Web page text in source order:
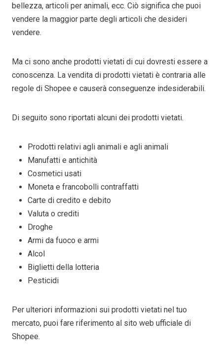
bellezza, articoli per animali, ecc. Ciò significa che puoi
vendere la maggior parte degli articoli che desideri
vendere.
Ma ci sono anche prodotti vietati di cui dovresti essere a
conoscenza. La vendita di prodotti vietati è contraria alle
regole di Shopee e causerà conseguenze indesiderabili.
Di seguito sono riportati alcuni dei prodotti vietati.
Prodotti relativi agli animali e agli animali
Manufatti e antichità
Cosmetici usati
Moneta e francobolli contraffatti
Carte di credito e debito
Valuta o crediti
Droghe
Armi da fuoco e armi
Alcol
Biglietti della lotteria
Pesticidi
Per ulteriori informazioni sui prodotti vietati nel tuo
mercato, puoi fare riferimento al sito web ufficiale di
Shopee.